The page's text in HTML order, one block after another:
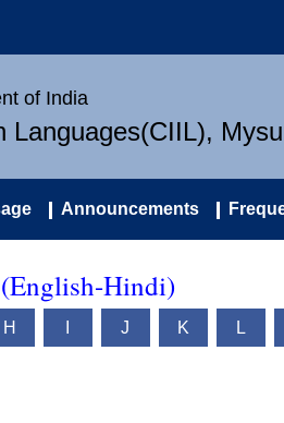
of India
Languages(CIIL),
Announcements
Hindi)
H J K L